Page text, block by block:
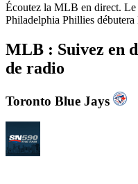
Écoutez la MLB en direct.
Philadelphia Phillies
MLB : Suivez en
de radio
Toronto Blue Jays